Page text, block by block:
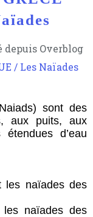
depuis Overblog
sont des
aux puits, aux
d’eau
les naïades des
naïades des